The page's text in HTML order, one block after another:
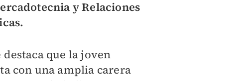
y Relaciones
destaca que la joven
con una amplia carera